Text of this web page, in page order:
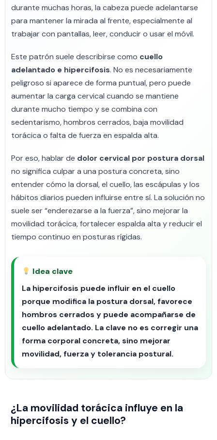
durante muchas horas, la cabeza puede adelantarse
para mantener la mirada al frente, especialmente al
trabajar con pantallas, leer, conducir o usar el móvil.
Este patrón suele describirse como cuello
adelantado e hipercifosis. No es necesariamente
peligroso si aparece de forma puntual, pero puede
aumentar la carga cervical cuando se mantiene
durante mucho tiempo y se combina con
sedentarismo, hombros cerrados, baja movilidad
torácica o falta de fuerza en espalda alta.
Por eso, hablar de dolor cervical por postura dorsal
no significa culpar a una postura concreta, sino
entender cómo la dorsal, el cuello, las escápulas y los
hábitos diarios pueden influirse entre sí. La solución no
suele ser “enderezarse a la fuerza”, sino mejorar la
movilidad torácica, fortalecer espalda alta y reducir el
tiempo continuo en posturas rígidas.
Idea clave
La hipercifosis puede influir en el cuello
porque modifica la postura dorsal, favorece
hombros cerrados y puede acompañarse de
cuello adelantado. La clave no es corregir una
forma corporal concreta, sino mejorar
movilidad, fuerza y tolerancia postural.
¿La movilidad torácica influye en la
hipercifosis y el cuello?